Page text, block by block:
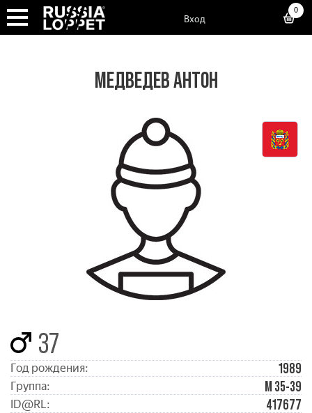
Вход
0
МЕДВЕДЕВ АНТОН
37
Год рождения: 1989
Группа: М 35-39
ID@RL: 417677